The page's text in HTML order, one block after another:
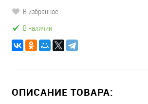
В избранное
В наличии
ОПИСАНИЕ ТОВАРА: